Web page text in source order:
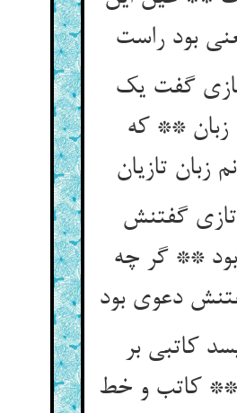
بود راست‏
تازی گفت یک
زبان ** که
زبان تازیان‏
گفتنش
** گر چه
دعوی بود
کاتبی بر
کاتب و خط